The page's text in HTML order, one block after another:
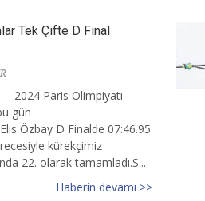
Tek Çifte D Final
2024 Paris Olimpiyatı
gün
Özbay D Finalde 07:46.95
kürekçimiz
22. olarak tamamladı.S...
Haberin devamı >>